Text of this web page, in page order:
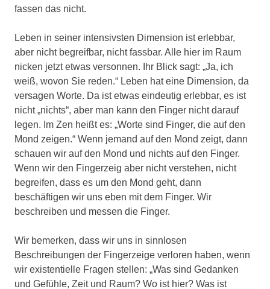
fassen das nicht.
Leben in seiner intensivsten Dimension ist erlebbar,
aber nicht begreifbar, nicht fassbar. Alle hier im Raum
nicken jetzt etwas versonnen. Ihr Blick sagt: „Ja, ich
weiß, wovon Sie reden.“ Leben hat eine Dimension, da
versagen Worte. Da ist etwas eindeutig erlebbar, es ist
nicht „nichts“, aber man kann den Finger nicht darauf
legen. Im Zen heißt es: „Worte sind Finger, die auf den
Mond zeigen.“ Wenn jemand auf den Mond zeigt, dann
schauen wir auf den Mond und nichts auf den Finger.
Wenn wir den Fingerzeig aber nicht verstehen, nicht
begreifen, dass es um den Mond geht, dann
beschäftigen wir uns eben mit dem Finger. Wir
beschreiben und messen die Finger.
Wir bemerken, dass wir uns in sinnlosen
Beschreibungen der Fingerzeige verloren haben, wenn
wir existentielle Fragen stellen: „Was sind Gedanken
und Gefühle, Zeit und Raum? Wo ist hier? Was ist